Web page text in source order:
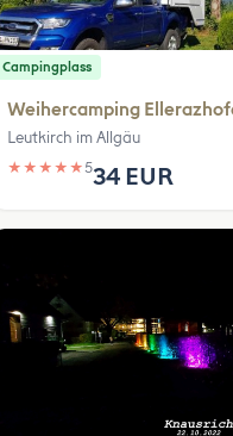
Campingplass
Weihercamping
Leutkirch im Allgäu
★ ★ ★ ★ ★534 EUR